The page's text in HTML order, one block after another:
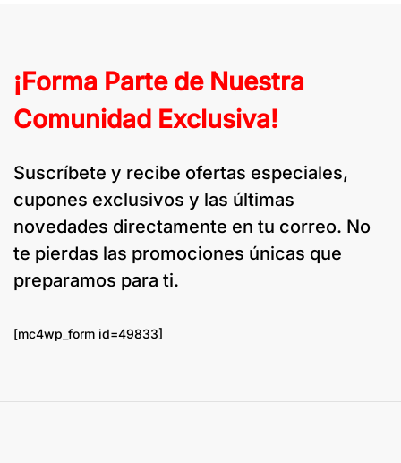
¡Forma Parte de Nuestra
Comunidad Exclusiva!
Suscríbete y recibe ofertas especiales,
cupones exclusivos y las últimas
novedades directamente en tu correo. No
te pierdas las promociones únicas que
preparamos para ti.
[mc4wp_form id=49833]